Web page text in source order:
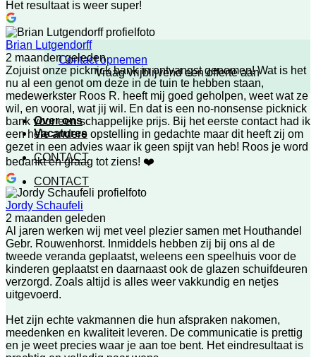
Contact opnemen
Vraag vrijblijvend een offerte aan
Over ons
Vacatures
CONTACT
CONTACT
Het resultaat is weer super!
Brian Lutgendorff
2 maanden geleden
Zojuist onze picknick bank in ontvangst genomen! Wat is het
nu al een genot om deze in de tuin te hebben staan,
medewerkster Roos R. heeft mij goed geholpen, weet wat ze
wil, en vooral, wat jij wil. En dat is een no-nonsense picknick
bank voor een schappelijke prijs. Bij het eerste contact had ik
een hele andere opstelling in gedachte maar dit heeft zij om
gezet in een advies waar ik geen spijt van heb! Roos je word
bedankt en graag tot ziens! ❤️
Jordy Schaufeli
2 maanden geleden
Al jaren werken wij met veel plezier samen met Houthandel
Gebr. Rouwenhorst. Inmiddels hebben zij bij ons al de
tweede veranda geplaatst, weleens een speelhuis voor de
kinderen geplaatst en daarnaast ook de glazen schuifdeuren
verzorgd. Zoals altijd is alles weer vakkundig en netjes
uitgevoerd.
Het zijn echte vakmannen die hun afspraken nakomen,
meedenken en kwaliteit leveren. De communicatie is prettig
en je weet precies waar je aan toe bent. Het eindresultaat is